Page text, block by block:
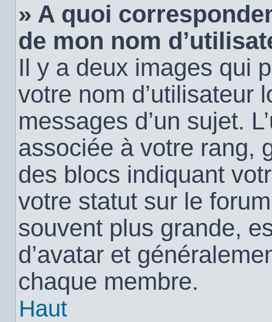
» A quoi
de mon nom
Il y a deux images qui
votre nom d’utilisateur
messages d’un sujet.
associée à votre rang,
des blocs indiquant
votre statut sur le
souvent plus grande,
d’avatar et
chaque membre.
Haut